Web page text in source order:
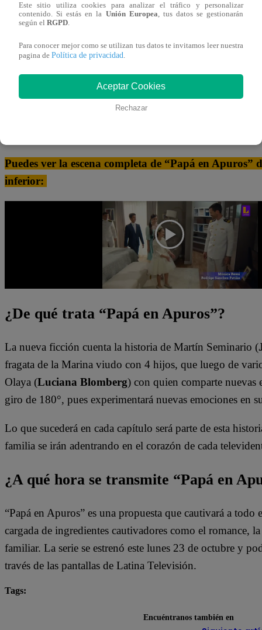
Vasco, el capitán lo felicitó por su talento.
buenísimos. Tienes un montón de talento, hijo”
una luchadora apasionada. Vas a lograr todo lo que
Puedes ver la escena completa de “Papá en
inferior:
¿De qué trata “Papá en Apuros”?
La nueva ficción cuenta la historia de Martín Seminario (
fragata de la Marina viudo con 4 hijos, que luego de
Olaya (Luciana Blomberg) con quien comparte nuevas
giro de 180°, pues experimentará nuevas emociones en
Lo que sucederá en cada capítulo será parte de esta
familia se irán adentrando en el corazón de cada
¿A qué hora se transmite “Papá en
“Papá en Apuros” es una propuesta que cautivará a
cargada de ingredientes cautivadores como el romance,
familiar. La serie se estrenó este lunes 23 de octubre y
través de las pantallas de Latina Televisión.
Tags:
Este sitio utiliza cookies para analizar el tráfico y personalizar
contenido. Si estás en la Unión Europea, tus datos se gestionarán
según el RGPD.
Para conocer mejor como se utilizan tus datos te invitamos leer nuestra
pagina de Política de privacidad.
Aceptar Cookies
Rechazar
Encuéntranos también en